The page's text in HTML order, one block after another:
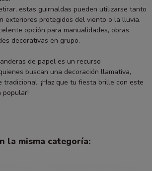
estas guirnaldas pueden utilizarse tanto
exteriores protegidos del viento o la lluvia.
opción para manualidades, obras
decorativas en grupo.
de papel es un recurso
buscan una decoración llamativa,
tradicional. ¡Haz que tu fiesta brille con este
popular!
la misma categoría: